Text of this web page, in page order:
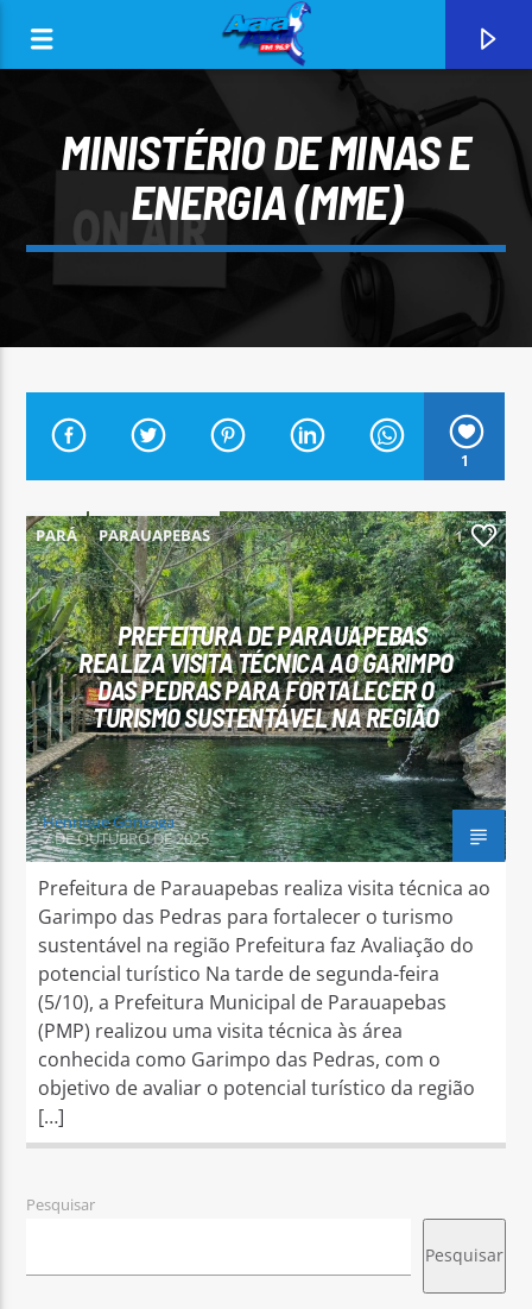
CURRENT TRACK
ARARA AZUL FM 96,9
Arara Azul FM
MINISTÉRIO DE MINAS E
ENERGIA (MME)
1
PARÁ PARAUAPEBAS 1
PREFEITURA DE PARAUAPEBAS
REALIZA VISITA TÉCNICA AO GARIMPO
DAS PEDRAS PARA FORTALECER O
TURISMO SUSTENTÁVEL NA REGIÃO
Henrique Gonzaga
7 DE OUTUBRO DE 2025
Prefeitura de Parauapebas realiza visita técnica ao
Garimpo das Pedras para fortalecer o turismo
sustentável na região Prefeitura faz Avaliação do
potencial turístico Na tarde de segunda-feira
(5/10), a Prefeitura Municipal de Parauapebas
(PMP) realizou uma visita técnica às área
conhecida como Garimpo das Pedras, com o
objetivo de avaliar o potencial turístico da região
[…]
Pesquisar
Pesquisar